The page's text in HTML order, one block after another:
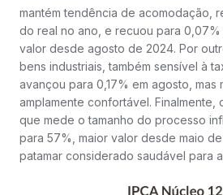
mantém tendência de acomodação,
do real no ano, e recuou para
valor desde agosto de 2024. Por
bens industriais, também sensível à
avançou para 0,17% em agosto, mas
amplamente confortável. Finalmente,
que mede o tamanho do processo
para 57%, maior valor desde maio de
patamar considerado saudável para